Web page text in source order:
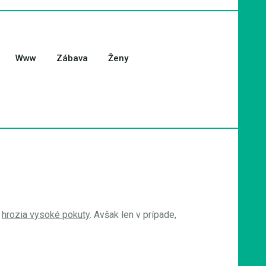
Www Zábava Ženy
hrozia vysoké pokuty. Avšak len v prípade,